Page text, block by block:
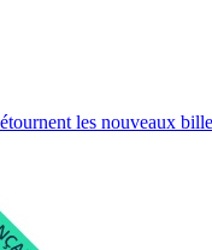
les nouveaux